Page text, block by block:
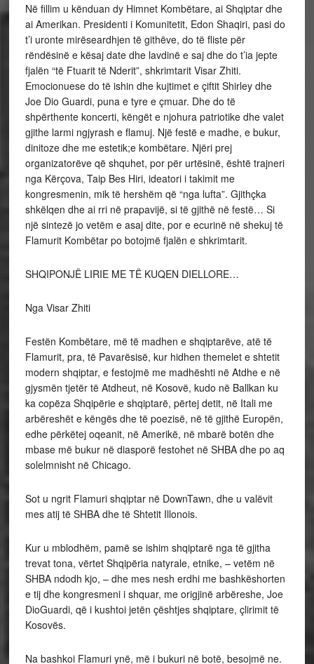
Në fillim u kënduan dy Himnet Kombëtare, ai Shqiptar dhe
ai Amerikan. Presidenti i Komunitetit, Edon Shaqiri, pasi do
t’i uronte mirëseardhjen të githëve, do të fliste për
rëndësinë e kësaj date dhe lavdinë e saj dhe do t’ia jepte
fjalën “të Ftuarit të Nderit”, shkrimtarit Visar Zhiti.
Emocionuese do të ishin dhe kujtimet e çiftit Shirley dhe
Joe Dio Guardi, puna e tyre e çmuar. Dhe do të
shpërthente koncerti, këngët e njohura patriotike dhe valet
gjithe larmi ngjyrash e flamuj. Një festë e madhe, e bukur,
dinitoze dhe me estetik;e kombëtare. Njëri prej
organizatorëve që shquhet, por për urtësinë, është trajneri
nga Kërçova, Taip Bes Hiri, ideatori i takimit me
kongresmenin, mik të hershëm që “nga lufta”. Gjithçka
shkëlqen dhe ai rri në prapavijë, si të gjithë në festë… Si
një sintezë jo vetëm e asaj dite, por e ecurinë në shekuj të
Flamurit Kombëtar po botojmë fjalën e shkrimtarit.
SHQIPONJË LIRIE ME TË KUQEN DIELLORE…
Nga Visar Zhiti
Festën Kombëtare, më të madhen e shqiptarëve, atë të
Flamurit, pra, të Pavarësisë, kur hidhen themelet e shtetit
modern shqiptar, e festojmë me madhështi në Atdhe e në
gjysmën tjetër të Atdheut, në Kosovë, kudo në Ballkan ku
ka copëza Shqipërie e shqiptarë, përtej detit, në Itali me
arbëreshët e këngës dhe të poezisë, në të gjithë Europën,
edhe përkëtej oqeanit, në Amerikë, në mbarë botën dhe
mbase më bukur në diasporë festohet në SHBA dhe po aq
solelmnisht në Chicago.
Sot u ngrit Flamuri shqiptar në DownTawn, dhe u valëvit
mes atij të SHBA dhe të Shtetit Illonois.
Kur u mblodhëm, pamë se ishim shqiptarë nga të gjitha
trevat tona, vërtet Shqipëria natyrale, etnike, – vetëm në
SHBA ndodh kjo, – dhe mes nesh erdhi me bashkëshorten
e tij dhe kongresmeni i shquar, me origjinë arbëreshe, Joe
DioGuardi, që i kushtoi jetën çështjes shqiptare, çlirimit të
Kosovës.
Na bashkoi Flamuri ynë, më i bukuri në botë, besojmë ne.